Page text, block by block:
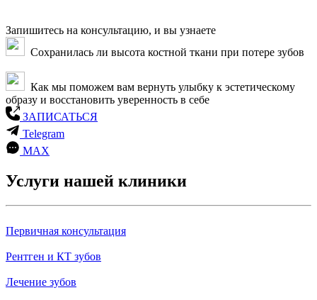
Запишитесь на консультацию, и вы узнаете
Сохранилась ли высота костной ткани при потере зубов
Как мы поможем вам вернуть улыбку к эстетическому
образу и восстановить уверенность в себе
ЗАПИСАТЬСЯ
Telegram
MAX
Услуги нашей клиники
Первичная консультация
Рентген и КТ зубов
Лечение зубов